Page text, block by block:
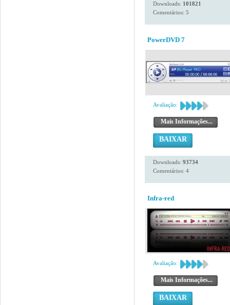
Downloads: 101821
Comentários: 5
PowerDVD 7
Avaliação:
Mais Informações...
BAIXAR
Downloads: 93734
Comentários: 4
Infra-red
Avaliação:
Mais Informações...
BAIXAR